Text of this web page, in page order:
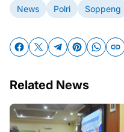
News Polri Soppeng
Related News